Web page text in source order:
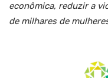
econômica, reduzir a
de milhares de